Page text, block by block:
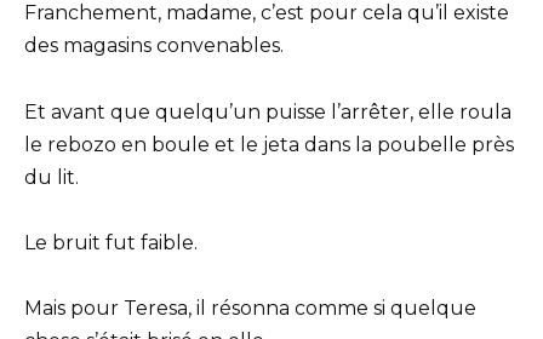
Franchement, madame, c’est pour cela qu’il existe
des magasins convenables.
Et avant que quelqu’un puisse l’arrêter, elle roula
le rebozo en boule et le jeta dans la poubelle près
du lit.
Le bruit fut faible.
Mais pour Teresa, il résonna comme si quelque